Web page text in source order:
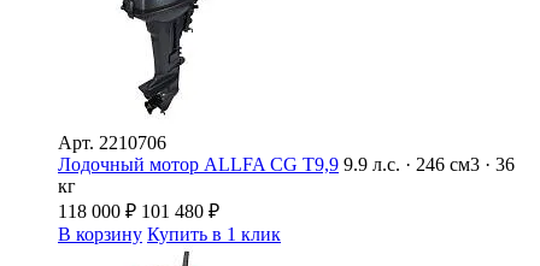
Арт. 2210706
Лодочный мотор ALLFA CG T9,9 9.9 л.с. · 246 см3 · 36
кг
118 000 ₽ 101 480 ₽
В корзину Купить в 1 клик